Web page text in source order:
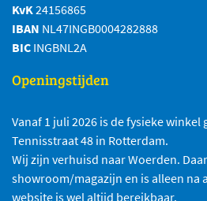
KvK 24156865
IBAN NL47INGB0004282888
BIC INGBNL2A
Openingstijden
Vanaf 1 juli 2026 is de fysieke winkel
Tennisstraat 48 in Rotterdam.
Wij zijn verhuisd naar Woerden.
showroom/magazijn en is alleen na
website is wel altijd bereikbaar.